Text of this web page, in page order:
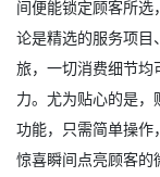
间便能锁定顾客所
论是精选的服务项目
旅，一切消费细节均
力。尤为贴心的是
功能，只需简单操作
惊喜瞬间点亮顾客的